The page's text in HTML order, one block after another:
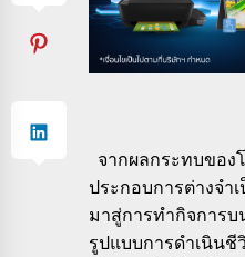
จากผลกระทบของ
ประกอบการต่างจำ
มาสู่การทำกิจการบ
รูปแบบการดำเนิ